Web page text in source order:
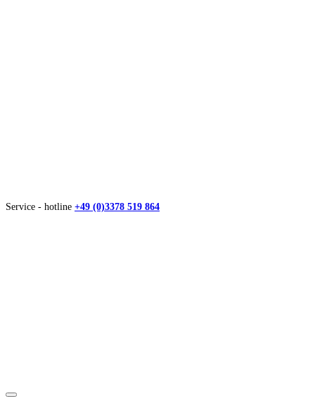
Service - hotline +49 (0)3378 519 864